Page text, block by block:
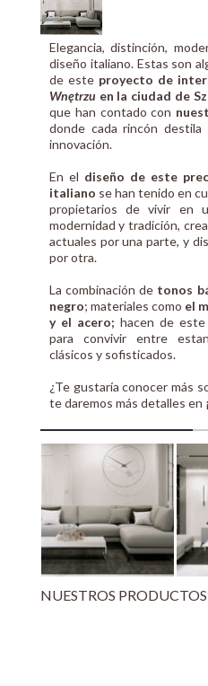
Elegancia, distinción,
diseño italiano. Estas son
de este proyecto de
Wnętrzu en la ciudad de
que han contado con
donde cada rincón
innovación.
En el diseño de este
italiano se han tenido en
propietarios de vivir en
modernidad y tradición,
actuales por una parte, y
por otra.
La combinación de tonos
negro; materiales como el
y el acero; hacen de
para convivir entre
clásicos y sofisticados.
¿Te gustaría conocer más
te daremos más detalles en ¡
NUESTROS